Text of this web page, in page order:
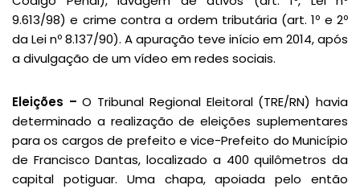
9.613/98) e crime contra a ordem tributária (art. 1º e 2º
da Lei nº 8.137/90). A apuração teve início em 2014, após
a divulgação de um vídeo em redes sociais.
Eleições – O Tribunal Regional Eleitoral (TRE/RN) havia
determinado a realização de eleições suplementares
para os cargos de prefeito e vice-Prefeito do Município
de Francisco Dantas, localizado a 400 quilômetros da
capital potiguar. Uma chapa, apoiada pelo então